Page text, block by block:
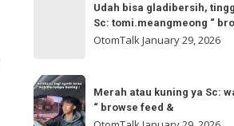
akmschooldrive_cikarang
&
follow
gladibersih,
otw
🌬
🌬
Udah bisa gladibersih,
Sc: tomi.meangmeong “
OtomTalkJanuary 29, 2026
Merah
atau
kuning
Merah atau kuning ya Sc:
“ browse feed &